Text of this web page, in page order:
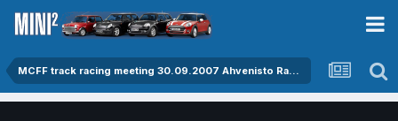
MCFF track racing meeting 30.09.2007 Ahvenisto Raceway